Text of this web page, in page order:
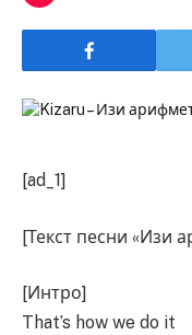
[ad_1]
[Текст песни «Изи
[Интро]
That’s how we do it